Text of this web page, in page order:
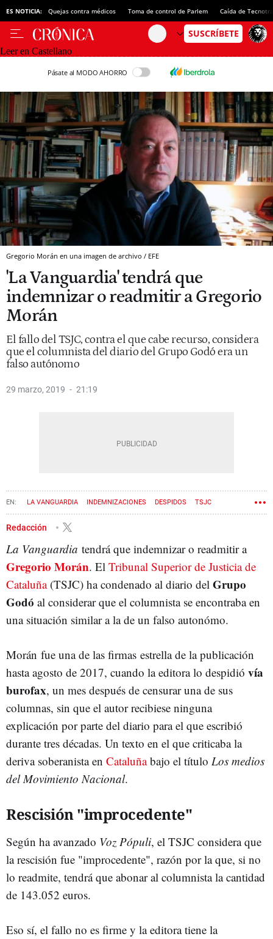
ES NOTICIA: Quejas contra médicos Toma de control de Parlem Caída de
Leer en Castellano
Pásate al MODO AHORRO
Gregorio Morán en una imagen de archivo / EFE
'La Vanguardia' tendrá que
indemnizar o readmitir a Gregorio
Morán
El fallo del TSJC, contra el que cabe recurso, considera
que el columnista del diario del Grupo Godó era un
falso autónomo
29 marzo, 2019 21:19
LA VANGUARDIA INDEMNIZACIONES DESPIDOS TSJC
Redacción
La Vanguardia tendrá que indemnizar o readmitir a
Gregorio Morán. El Tribunal Superior de Justicia de
Cataluña(TSJC) ha condenado al diario del Grupo
Godó al considerar que el columnista se encontraba en
una situación similar a la de un falso autonómo.
Morán fue una de las firmas estrella de la publicación
hasta agosto de 2017, cuando la editora lo despidió vía
burofax, un mes después de censurar una de sus
columnas, sin que el autor recibiese ninguna
explicación por parte del diario para el que escribió
durante tres décadas. Un texto en el que criticaba la
deriva soberanista en Cataluñabajo el título Los medios
del Movimiento Nacional.
Rescisión "improcedente"
Según ha avanzado Voz Pópuli, el TSJC considera que
la rescisión fue "improcedente", razón por la que, si no
lo readmite, tendrá que abonar al columnista la cantidad
de 143.052 euros.
Eso sí, el fallo no es firme y la editora tiene la